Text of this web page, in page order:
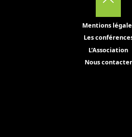
Mentions
Les
L’Association
Nous contacter
Back
to
Top